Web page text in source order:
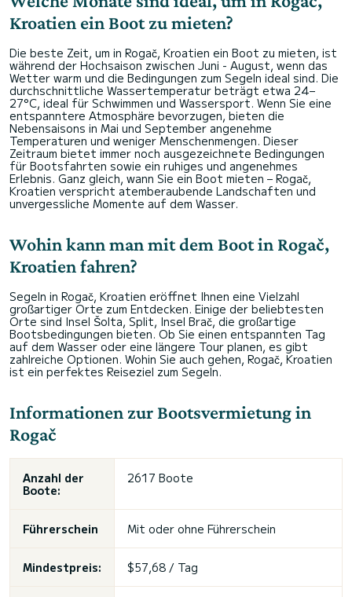
Kroatien ein Boot zu mieten?
Die beste Zeit, um in Rogač, Kroatien ein Boot zu mieten, ist
während der Hochsaison zwischen Juni - August, wenn das
Wetter warm und die Bedingungen zum Segeln ideal sind. Die
durchschnittliche Wassertemperatur beträgt etwa 24–
27°C, ideal für Schwimmen und Wassersport. Wenn Sie eine
entspanntere Atmosphäre bevorzugen, bieten die
Nebensaisons in Mai und September angenehme
Temperaturen und weniger Menschenmengen. Dieser
Zeitraum bietet immer noch ausgezeichnete Bedingungen
für Bootsfahrten sowie ein ruhiges und angenehmes
Erlebnis. Ganz gleich, wann Sie ein Boot mieten – Rogač,
Kroatien verspricht atemberaubende Landschaften und
unvergessliche Momente auf dem Wasser.
Wohin kann man mit dem Boot in Rogač,
Kroatien fahren?
Segeln in Rogač, Kroatien eröffnet Ihnen eine Vielzahl
großartiger Orte zum Entdecken. Einige der beliebtesten
Orte sind Insel Šolta, Split, Insel Brač, die großartige
Bootsbedingungen bieten. Ob Sie einen entspannten Tag
auf dem Wasser oder eine längere Tour planen, es gibt
zahlreiche Optionen. Wohin Sie auch gehen, Rogač, Kroatien
ist ein perfektes Reiseziel zum Segeln.
Informationen zur Bootsvermietung in
Rogač
Anzahl der
Boote:
2617 Boote
Führerschein Mit oder ohne Führerschein
Mindestpreis: $57,68 / Tag